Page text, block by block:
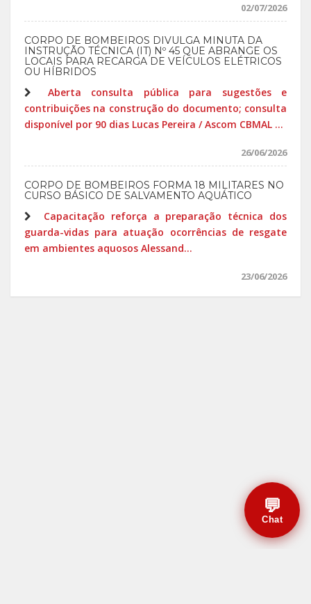
02/07/2026
CORPO DE BOMBEIROS DIVULGA MINUTA DA
INSTRUÇÃO TÉCNICA (IT) Nº 45 QUE ABRANGE OS
LOCAIS PARA RECARGA DE VEÍCULOS ELÉTRICOS
OU HÍBRIDOS
Aberta consulta pública para sugestões e
contribuições na construção do documento; consulta
disponível por 90 dias Lucas Pereira / Ascom CBMAL ...
26/06/2026
CORPO DE BOMBEIROS FORMA 18 MILITARES NO
CURSO BÁSICO DE SALVAMENTO AQUÁTICO
Capacitação reforça a preparação técnica dos
guarda-vidas para atuação ocorrências de resgate
em ambientes aquosos Alessand...
23/06/2026
💬
Chat